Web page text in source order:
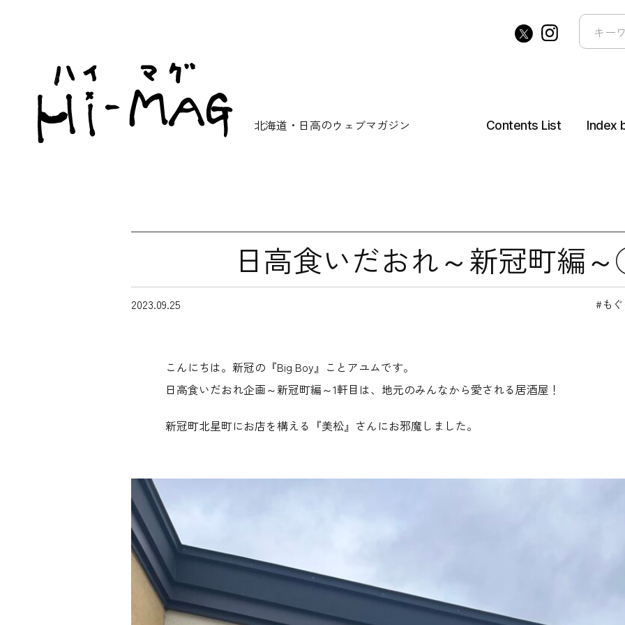
北海道・日高のウェブマガジン Contents List Index
日高食いだおれ～新冠町編
2023.09.25 も
こんにちは。新冠の『Big Boy』ことアユムです。
日高食いだおれ企画～新冠町編～1軒目は、地元のみんなから愛される居酒屋！
新冠町北星町にお店を構える『美松』さんにお邪魔しました。